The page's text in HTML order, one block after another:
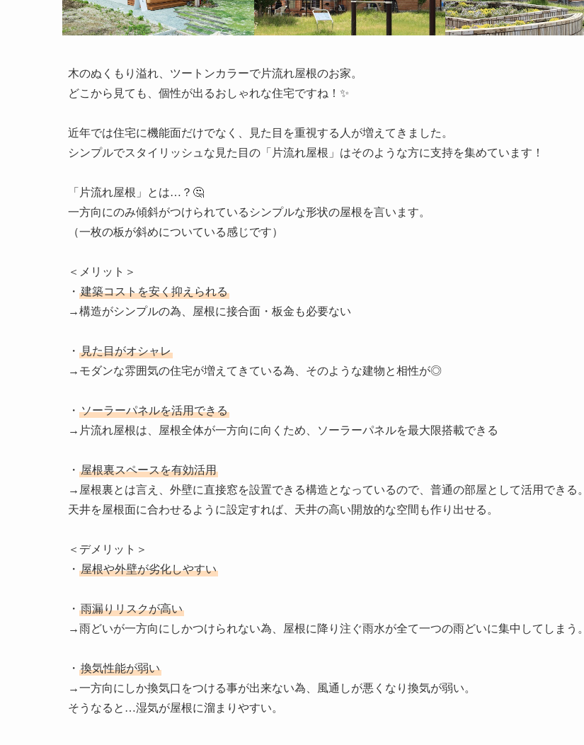
木のぬくもり溢れ、ツートンカラーで片流れ屋根のお家。
どこから見ても、個性が出るおしゃれな住宅ですね！✨
近年では住宅に機能面だけでなく、見た目を重視する人が増えてきました。
シンプルでスタイリッシュな見た目の「片流れ屋根」はそのような方に支持を集めています！
「片流れ屋根」とは…？🤔
一方向にのみ傾斜がつけられているシンプルな形状の屋根を言います。
（一枚の板が斜めについている感じです）
＜メリット＞
・ 建築コストを安く抑えられる
→構造がシンプルの為、屋根に接合面・板金も必要ない
・ 見た目がオシャレ
→モダンな雰囲気の住宅が増えてきている為、そのような建物と相性が◎
・ ソーラーパネルを活用できる
→片流れ屋根は、屋根全体が一方向に向くため、ソーラーパネルを最大限搭載できる
・ 屋根裏スペースを有効活用
→屋根裏とは言え、外壁に直接窓を設置できる構造となっているので、普通の部屋として活用できる。
天井を屋根面に合わせるように設定すれば、天井の高い開放的な空間も作り出せる。
＜デメリット＞
・ 屋根や外壁が劣化しやすい
・ 雨漏りリスクが高い
→雨どいが一方向にしかつけられない為、屋根に降り注ぐ雨水が全て一つの雨どいに集中してしまう。
・ 換気性能が弱い
→一方向にしか換気口をつける事が出来ない為、風通しが悪くなり換気が弱い。
そうなると…湿気が屋根に溜まりやすい。